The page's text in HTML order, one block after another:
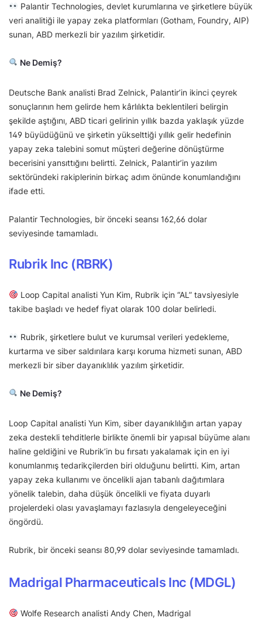
Palantir Technologies, devlet kurumlarına ve şirketlere büyük
veri analitiği ile yapay zeka platformları (Gotham, Foundry, AIP)
sunan, ABD merkezli bir yazılım şirketidir.
Ne Demiş?
Deutsche Bank analisti Brad Zelnick, Palantir’in ikinci çeyrek
sonuçlarının hem gelirde hem kârlılıkta beklentileri belirgin
şekilde aştığını, ABD ticari gelirinin yıllık bazda yaklaşık yüzde
149 büyüdüğünü ve şirketin yükselttiği yıllık gelir hedefinin
yapay zeka talebini somut müşteri değerine dönüştürme
becerisini yansıttığını belirtti. Zelnick, Palantir’in yazılım
sektöründeki rakiplerinin birkaç adım önünde konumlandığını
ifade etti.
Palantir Technologies, bir önceki seansı 162,66 dolar
seviyesinde tamamladı.
Rubrik Inc (RBRK)
Loop Capital analisti Yun Kim, Rubrik için “AL” tavsiyesiyle
takibe başladı ve hedef fiyat olarak 100 dolar belirledi.
Rubrik, şirketlere bulut ve kurumsal verileri yedekleme,
kurtarma ve siber saldırılara karşı koruma hizmeti sunan, ABD
merkezli bir siber dayanıklılık yazılım şirketidir.
Ne Demiş?
Loop Capital analisti Yun Kim, siber dayanıklılığın artan yapay
zeka destekli tehditlerle birlikte önemli bir yapısal büyüme alanı
haline geldiğini ve Rubrik’in bu fırsatı yakalamak için en iyi
konumlanmış tedarikçilerden biri olduğunu belirtti. Kim, artan
yapay zeka kullanımı ve öncelikli ajan tabanlı dağıtımlara
yönelik talebin, daha düşük öncelikli ve fiyata duyarlı
projelerdeki olası yavaşlamayı fazlasıyla dengeleyeceğini
öngördü.
Rubrik, bir önceki seansı 80,99 dolar seviyesinde tamamladı.
Madrigal Pharmaceuticals Inc (MDGL)
Wolfe Research analisti Andy Chen, Madrigal